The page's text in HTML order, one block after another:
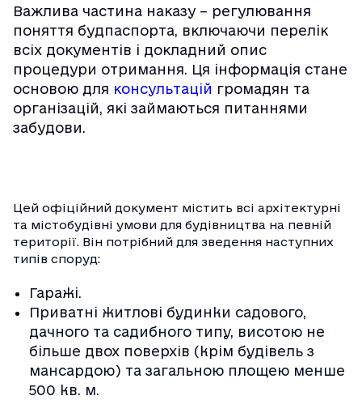
Важлива частина наказу – регулювання
поняття будпаспорта, включаючи перелік
всіх документів і докладний опис
процедури отримання. Ця інформація стане
основою для консультацій громадян та
організацій, які займаються питаннями
забудови.
Цей офіційний документ містить всі архітектурні
та містобудівні умови для будівництва на певній
території. Він потрібний для зведення наступних
типів споруд:
Гаражі.
Приватні житлові будинки садового,
дачного та садибного типу, висотою не
більше двох поверхів (крім будівель з
мансардою) та загальною площею менше
500 кв. м.